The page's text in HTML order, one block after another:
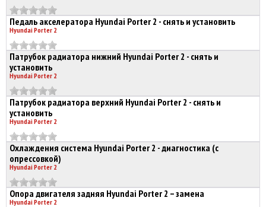
Педаль акселератора Hyundai Porter 2 - снять и установить
Hyundai Porter 2
Патрубок радиатора нижний Hyundai Porter 2 - снять и
установить
Hyundai Porter 2
Патрубок радиатора верхний Hyundai Porter 2 - снять и
установить
Hyundai Porter 2
Охлаждения система Hyundai Porter 2 - диагностика (с
опрессовкой)
Hyundai Porter 2
Опора двигателя задняя Hyundai Porter 2 – замена
Hyundai Porter 2